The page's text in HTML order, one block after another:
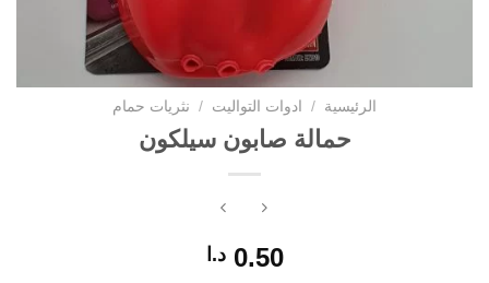
الرئيسية / ادوات التواليت / نثريات حمام
حمالة صابون سيلكون
0.50 د.ا